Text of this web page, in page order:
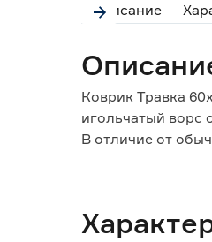
Описание
Коврик Травка
игольчатый ворс
В отличие от
Особенности и